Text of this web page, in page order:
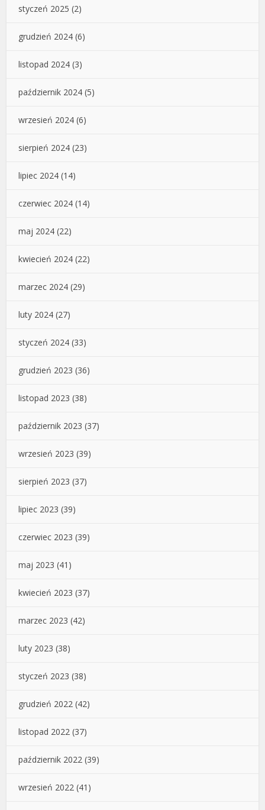
styczeń 2025 (2)
grudzień 2024 (6)
listopad 2024 (3)
październik 2024 (5)
wrzesień 2024 (6)
sierpień 2024 (23)
lipiec 2024 (14)
czerwiec 2024 (14)
maj 2024 (22)
kwiecień 2024 (22)
marzec 2024 (29)
luty 2024 (27)
styczeń 2024 (33)
grudzień 2023 (36)
listopad 2023 (38)
październik 2023 (37)
wrzesień 2023 (39)
sierpień 2023 (37)
lipiec 2023 (39)
czerwiec 2023 (39)
maj 2023 (41)
kwiecień 2023 (37)
marzec 2023 (42)
luty 2023 (38)
styczeń 2023 (38)
grudzień 2022 (42)
listopad 2022 (37)
październik 2022 (39)
wrzesień 2022 (41)